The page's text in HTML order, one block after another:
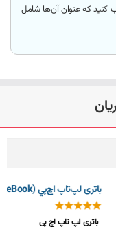
کنید که عنوان آن‌ها شامل